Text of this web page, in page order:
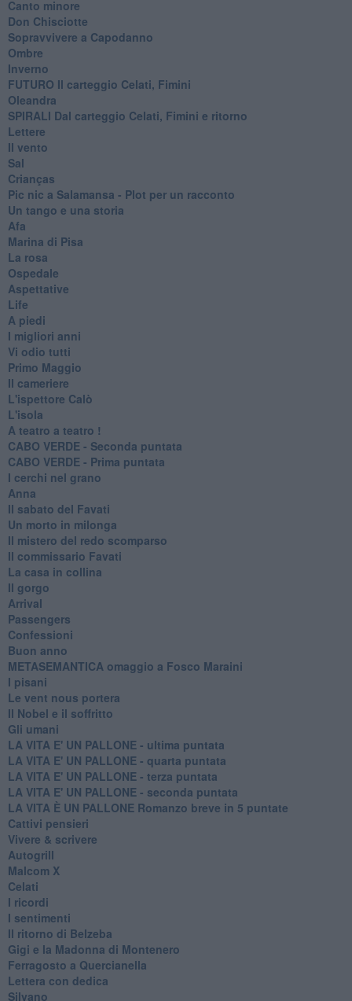
Canto minore
Don Chisciotte
Sopravvivere a Capodanno
Ombre
Inverno
FUTURO Il carteggio Celati, Fimini
Oleandra
SPIRALI Dal carteggio Celati, Fimini e ritorno
Lettere
Il vento
Sal
Crianças
Pic nic a Salamansa - Plot per un racconto
Un tango e una storia
Afa
Marina di Pisa
La rosa
Ospedale
Aspettative
Life
A piedi
I migliori anni
Vi odio tutti
Primo Maggio
Il cameriere
L'ispettore Calò
L'isola
A teatro a teatro !
CABO VERDE - Seconda puntata
CABO VERDE - Prima puntata
I cerchi nel grano
Anna
Il sabato del Favati
Un morto in milonga
Il mistero del redo scomparso
Il commissario Favati
La casa in collina
Il gorgo
Arrival
Passengers
Confessioni
Buon anno
METASEMANTICA omaggio a Fosco Maraini
I pisani
Le vent nous portera
Il Nobel e il soffritto
Gli umani
LA VITA E' UN PALLONE - ultima puntata
LA VITA E' UN PALLONE - quarta puntata
LA VITA E' UN PALLONE - terza puntata
LA VITA E' UN PALLONE - seconda puntata
LA VITA È UN PALLONE Romanzo breve in 5 puntate
Cattivi pensieri
Vivere & scrivere
Autogrill
Malcom X
Celati
I ricordi
I sentimenti
Il ritorno di Belzeba
Gigi e la Madonna di Montenero
Ferragosto a Quercianella
Lettera con dedica
Silvano